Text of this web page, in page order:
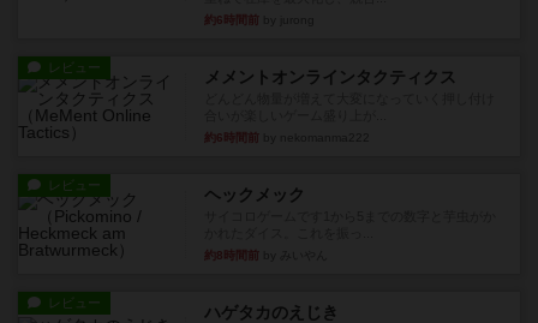
約6時間前
レビュー メメントオンラインタクティクス
約6時間前
レビュー ヘックメック
約8時間前
レビュー ハゲタカのえじき